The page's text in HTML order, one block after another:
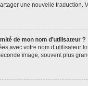
une nouvelle traduction.
de mon nom d’utilisateur ?
avec votre nom
image, souvent plus